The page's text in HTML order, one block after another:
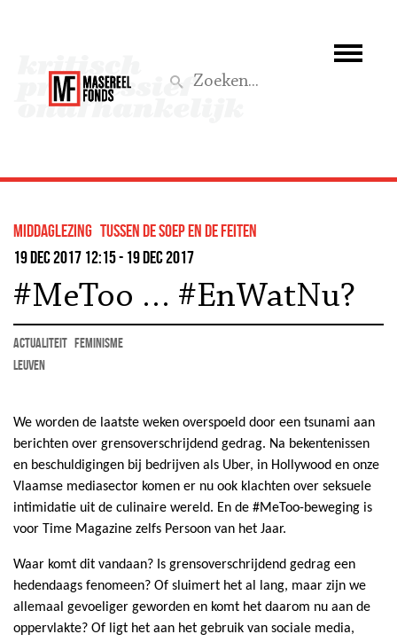
Wat we doen
Steun ons
Aktief
middaglezing tussen de soep en de feiten
19 dec 2017 12:15 - 19 dec 2017
#MeToo … #EnWatNu?
actualiteit feminisme
Leuven
We worden de laatste weken overspoeld door een tsunami aan
berichten over grensoverschrijdend gedrag. Na bekentenissen
en beschuldigingen bij bedrijven als Uber, in Hollywood en onze
Vlaamse mediasector komen er nu ook klachten over seksuele
intimidatie uit de culinaire wereld. En de #MeToo-beweging is
voor Time Magazine zelfs Persoon van het Jaar.
Waar komt dit vandaan? Is grensoverschrijdend gedrag een
hedendaags fenomeen? Of sluimert het al lang, maar zijn we
allemaal gevoeliger geworden en komt het daarom nu aan de
oppervlakte? Of ligt het aan het gebruik van sociale media,